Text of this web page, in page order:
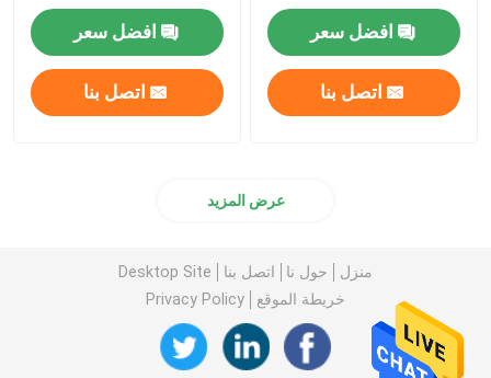
افضل سعر
اتصل بنا
افضل سعر
اتصل بنا
عرض المزيد
منزل حول نا اتصل بنا
Desktop Site
خريطة الموقع
Privacy Policy